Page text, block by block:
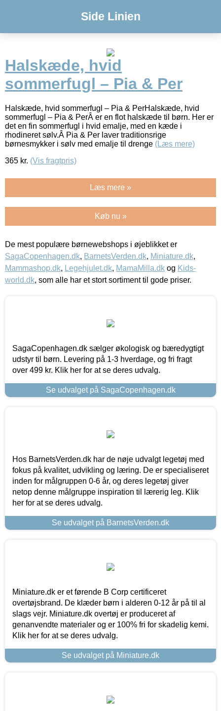
Side Linien
Halskæde, hvid
sommerfugl – Pia & Per
Halskæde, hvid sommerfugl – Pia & PerHalskæde, hvid
sommerfugl – Pia & PerÂ er en flot halskæde til børn. Her er
det en fin sommerfugl i hvid emalje, med en kæde i
rhodineret sølv.Â Pia & Per laver traditionsrige
børnesmykker i sølv med emalje til drenge (Læs mere)
365 kr. (Vis fragtpris)
Læs mere »
Køb nu »
De mest populære børnewebshops i øjeblikket er
SagaCopenhagen.dk, BarnetsVerden.dk, Miniature.dk,
Mammashop.dk, Legehjulet.dk, MamaMilla.dk og Kids-
world.dk, som alle har et stort sortiment til gode priser.
SagaCopenhagen.dk sælger økologisk og bæredygtigt
udstyr til børn. Levering på 1-3 hverdage, og fri fragt
over 499 kr. Klik her for at se deres udvalg.
Se udvalget på SagaCopenhagen.dk
Hos BarnetsVerden.dk har de nøje udvalgt legetøj med
fokus på kvalitet, udvikling og læring. De er specialiseret
inden for målgruppen 0-6 år, og deres legetøj giver
netop denne målgruppe inspiration til lærerig leg. Klik
her for at se deres udvalg.
Se udvalget på BarnetsVerden.dk
Miniature.dk er et førende B Corp certificeret
overtøjsbrand. De klæder børn i alderen 0-12 år på til al
slags vejr. Miniature.dk overtøj er produceret af
genanvendte materialer og er 100% fri for skadelig kemi.
Klik her for at se deres udvalg.
Se udvalget på Miniature.dk